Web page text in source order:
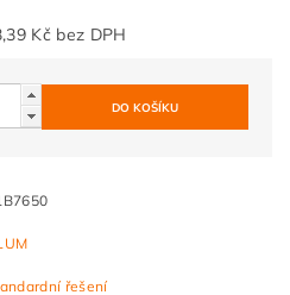
193,39 Kč bez DPH
řešení